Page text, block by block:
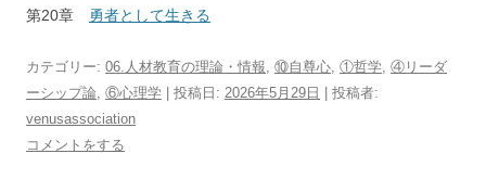
第20章 勇者として生きる
カテゴリー: 06.人材教育の理論・情報 ⑩自尊心 ①哲学 ④リーダ
ーシップ論 ⑥心理学 | 投稿日: 2026年5月29日
投稿者:
venusassociation
コメントをする